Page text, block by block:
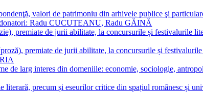
valori de patrimoniu din arhivele publice şi
Radu CUCUTEANU, Radu GĂINĂ
premiate de jurii abilitate, la concursurile și festivalurile
premiate de jurii abilitate, la concursurile și
de larg interes din domeniile: economie, sociologie,
literară, precum și eseurilor critice din spațiul românesc și